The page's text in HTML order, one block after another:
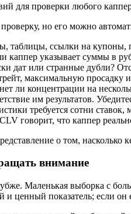
для проверки любого
но его можно
таблицы, ссылки на
указывает суммы в
дат или странные дубли?
максимальную
ли концентрации на
им результатов.
требуется сотни
говорит, что каппер
о том, насколько
внимание
Маленькая выборка с
показатель; если он